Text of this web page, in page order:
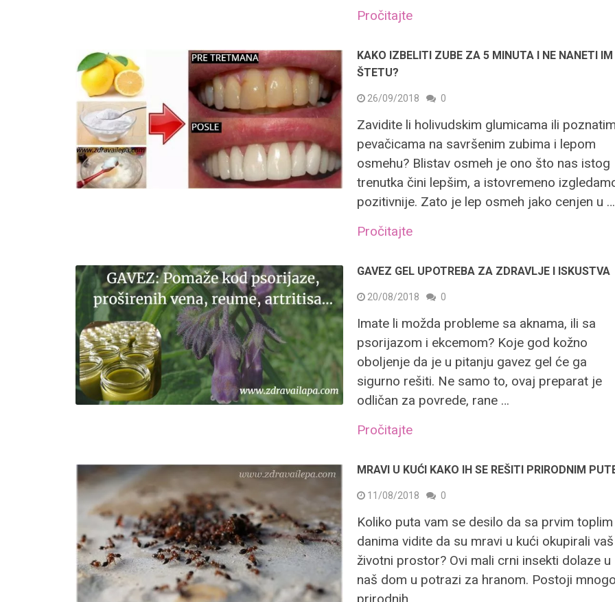
Pročitajte
KAKO IZBELITI ZUBE ZA 5 MINUTA I NE NANETI IM
ŠTETU?
26/09/2018 0
Zavidite li holivudskim glumicama ili
pevačicama na savršenim zubima i lepom
osmehu? Blistav osmeh je ono što nas istog
trenutka čini lepšim, a istovremeno
pozitivnije. Zato je lep osmeh jako cenjen u …
Pročitajte
GAVEZ GEL UPOTREBA ZA ZDRAVLJE I ISKUSTVA
20/08/2018 0
Imate li možda probleme sa aknama, ili sa
psorijazom i ekcemom? Koje god kožno
oboljenje da je u pitanju gavez gel će ga
sigurno rešiti. Ne samo to, ovaj preparat je
odličan za povrede, rane …
Pročitajte
MRAVI U KUĆI KAKO IH SE REŠITI PRIRODNIM
11/08/2018 0
Koliko puta vam se desilo da sa prvim toplim
danima vidite da su mravi u kući okupirali vaš
životni prostor? Ovi mali crni insekti dolaze u
naš dom u potrazi za hranom. Postoji
prirodnih …